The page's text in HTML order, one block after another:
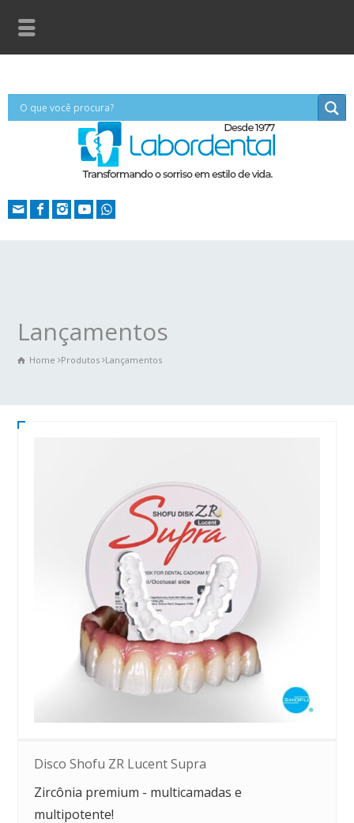
Lançamentos
Home Produtos Lançamentos
Disco Shofu ZR Lucent Supra
Zircônia premium - multicamadas e
multipotente!